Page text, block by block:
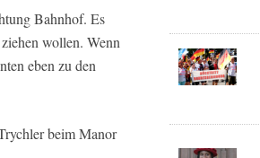
Bahnhof. Es
wollen. Wenn
eben zu den
beim Manor